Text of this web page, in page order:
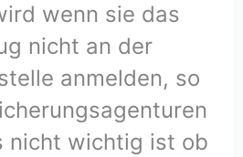
wenn sie das
nicht an der
anmelden, so
nicht wichtig ist ob